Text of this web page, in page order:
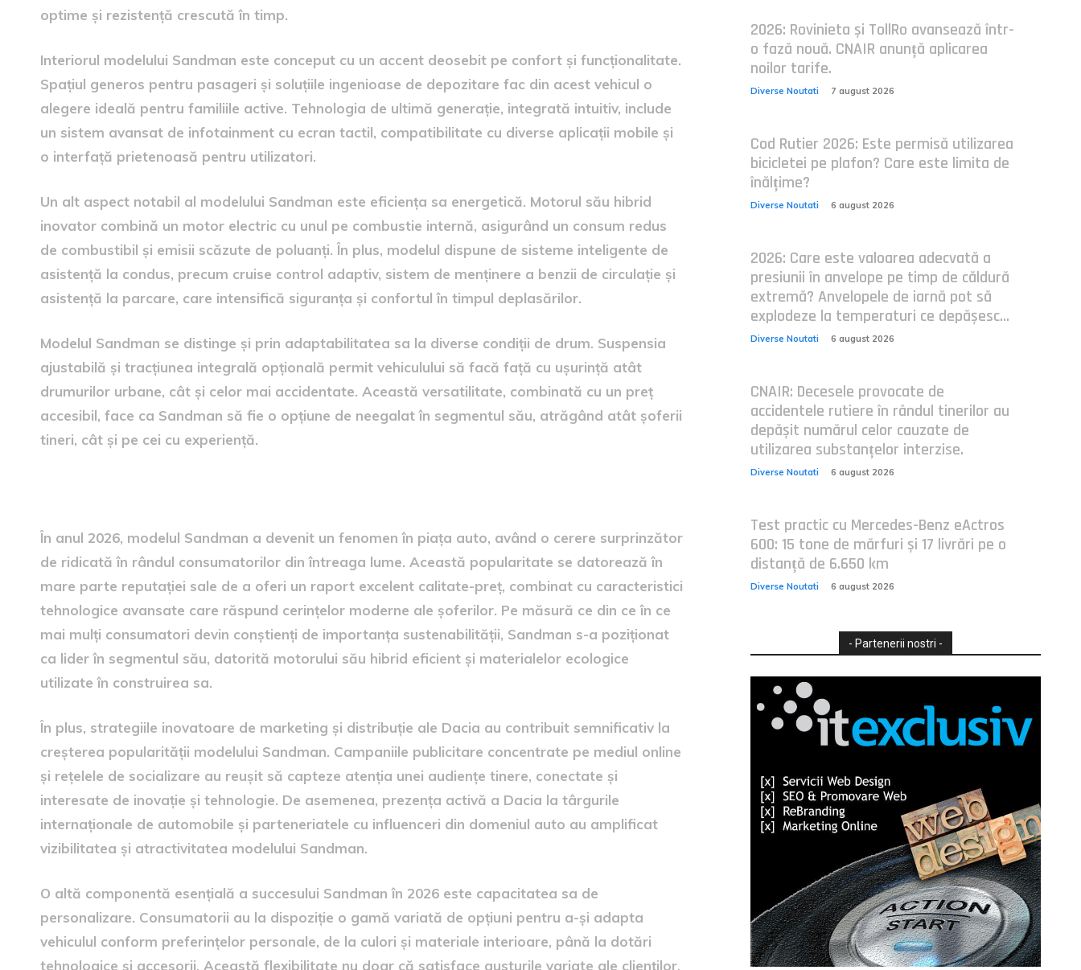
optime și rezistență crescută în timp.
Interiorul modelului Sandman este conceput cu un accent deosebit pe confort și funcționalitate.
Spațiul generos pentru pasageri și soluțiile ingenioase de depozitare fac din acest vehicul o
alegere ideală pentru familiile active. Tehnologia de ultimă generație, integrată intuitiv, include
un sistem avansat de infotainment cu ecran tactil, compatibilitate cu diverse aplicații mobile și
o interfață prietenoasă pentru utilizatori.
Un alt aspect notabil al modelului Sandman este eficiența sa energetică. Motorul său hibrid
inovator combină un motor electric cu unul pe combustie internă, asigurând un consum redus
de combustibil și emisii scăzute de poluanți. În plus, modelul dispune de sisteme inteligente de
asistență la condus, precum cruise control adaptiv, sistem de menținere a benzii de circulație și
asistență la parcare, care intensifică siguranța și confortul în timpul deplasărilor.
Modelul Sandman se distinge și prin adaptabilitatea sa la diverse condiții de drum. Suspensia
ajustabilă și tracțiunea integrală opțională permit vehiculului să facă față cu ușurință atât
drumurilor urbane, cât și celor mai accidentate. Această versatilitate, combinată cu un preț
accesibil, face ca Sandman să fie o opțiune de neegalat în segmentul său, atrăgând atât șoferii
tineri, cât și pe cei cu experiență.
În anul 2026, modelul Sandman a devenit un fenomen în piața auto, având o cerere surprinzător
de ridicată în rândul consumatorilor din întreaga lume. Această popularitate se datorează în
mare parte reputației sale de a oferi un raport excelent calitate-preț, combinat cu caracteristici
tehnologice avansate care răspund cerințelor moderne ale șoferilor. Pe măsură ce din ce în ce
mai mulți consumatori devin conștienți de importanța sustenabilității, Sandman s-a poziționat
ca lider în segmentul său, datorită motorului său hibrid eficient și materialelor ecologice
utilizate în construirea sa.
În plus, strategiile inovatoare de marketing și distribuție ale Dacia au contribuit semnificativ la
creșterea popularității modelului Sandman. Campaniile publicitare concentrate pe mediul online
și rețelele de socializare au reușit să capteze atenția unei audiențe tinere, conectate și
interesate de inovație și tehnologie. De asemenea, prezența activă a Dacia la târgurile
internaționale de automobile și parteneriatele cu influenceri din domeniul auto au amplificat
vizibilitatea și atractivitatea modelului Sandman.
O altă componentă esențială a succesului Sandman în 2026 este capacitatea sa de
personalizare. Consumatorii au la dispoziție o gamă variată de opțiuni pentru a-și adapta
vehiculul conform preferințelor personale, de la culori și materiale interioare, până la dotări
tehnologice și accesorii. Această flexibilitate nu doar că satisface gusturile variate ale clienților,
2026: Rovinieta și TollRo avansează într-
o fază nouă. CNAIR anunță aplicarea
noilor tarife.
Diverse Noutati 7 august 2026
Cod Rutier 2026: Este permisă utilizarea
bicicletei pe plafon? Care este limita de
înălțime?
Diverse Noutati 6 august 2026
2026: Care este valoarea adecvată a
presiunii în anvelope pe timp de căldură
extremă? Anvelopele de iarnă pot să
explodeze la temperaturi ce depășesc...
Diverse Noutati 6 august 2026
CNAIR: Decesele provocate de
accidentele rutiere în rândul tinerilor au
depășit numărul celor cauzate de
utilizarea substanțelor interzise.
Diverse Noutati 6 august 2026
Test practic cu Mercedes-Benz eActros
600: 15 tone de mărfuri și 17 livrări pe o
distanță de 6.650 km
Diverse Noutati 6 august 2026
- Partenerii nostri -